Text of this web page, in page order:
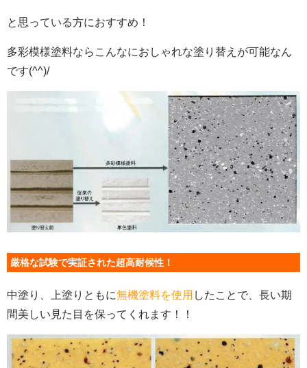
と思っている方におすすめ！
多彩模様塗料ならこんなにおしゃれな塗り替えが可能なん
です(^^)/
厳格な試験で実証された超高耐候性！
中塗り、上塗りともに無機塗料を使用 したことで、長い期
間美しい見た目を保ってくれます！！